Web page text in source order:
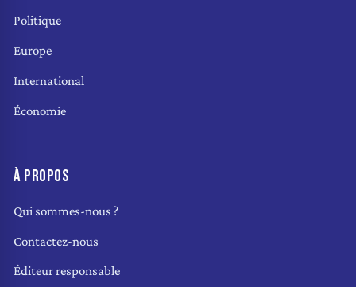
Politique
Europe
International
Économie
À PROPOS
Qui sommes-nous ?
Contactez-nous
Éditeur responsable